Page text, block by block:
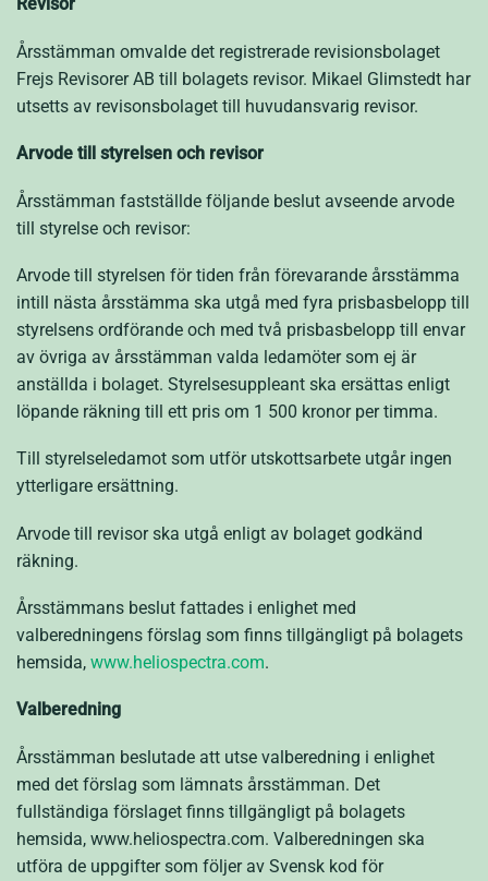
Revisor
Årsstämman omvalde det registrerade revisionsbolaget
Frejs Revisorer AB till bolagets revisor. Mikael Glimstedt har
utsetts av revisonsbolaget till huvudansvarig revisor.
Arvode till styrelsen och revisor
Årsstämman fastställde följande beslut avseende arvode
till styrelse och revisor:
Arvode till styrelsen för tiden från förevarande årsstämma
intill nästa årsstämma ska utgå med fyra prisbasbelopp till
styrelsens ordförande och med två prisbasbelopp till envar
av övriga av årsstämman valda ledamöter som ej är
anställda i bolaget. Styrelsesuppleant ska ersättas enligt
löpande räkning till ett pris om 1 500 kronor per timma.
Till styrelseledamot som utför utskottsarbete utgår ingen
ytterligare ersättning.
Arvode till revisor ska utgå enligt av bolaget godkänd
räkning.
Årsstämmans beslut fattades i enlighet med
valberedningens förslag som finns tillgängligt på bolagets
hemsida, www.heliospectra.com.
Valberedning
Årsstämman beslutade att utse valberedning i enlighet
med det förslag som lämnats årsstämman. Det
fullständiga förslaget finns tillgängligt på bolagets
hemsida, www.heliospectra.com. Valberedningen ska
utföra de uppgifter som följer av Svensk kod för